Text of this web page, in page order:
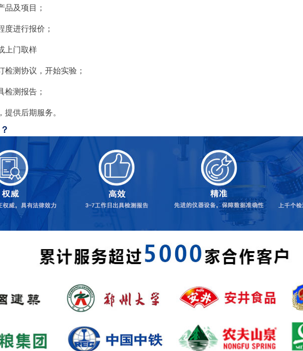
品及项目；
度进行报价；
上门取样
检测协议，开始实验；
检测报告；
提供后期服务。